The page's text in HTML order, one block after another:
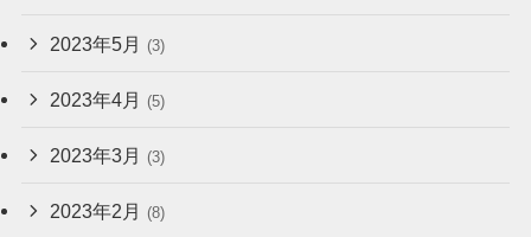
2023年5月 (3)
2023年4月 (5)
2023年3月 (3)
2023年2月 (8)